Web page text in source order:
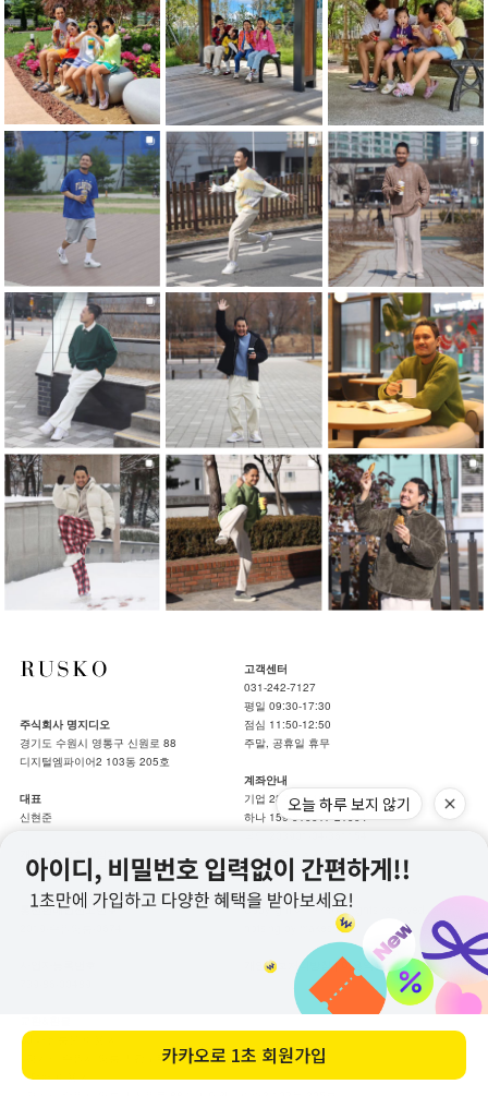
주식회사 명지디오
경기도 수원시 영통구 신원로 88
디지털엠파이어2 103동 205호
대표
신현준
신현준(help@rusko.kr)
통신판매업신고번호
고객센터
031-242-7127
평일 09:30-17:30
점심 11:50-12:50
주말, 공휴일 휴무
계좌안내
기업 287-275488-04-011
하나 159-910017-21904
Copyrightⓒ루스코All rights reserved.
hotsing by makeshop.
개인정보처리방침| 이용약관
CJ 대한통운 이용 시
- 경기도 수원시 영통구 광교로109 CJ대한통운 우리광교대리점
타택배 이용 시
오늘 하루 보지 않기
카카오로 1초 회원가입